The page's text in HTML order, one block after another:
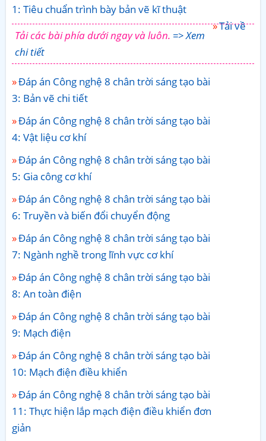
1: Tiêu chuẩn trình bày bản vẽ kĩ thuật
Tải về
Tải các bài phía dưới ngay và luôn. => Xem
chi tiết
Đáp án Công nghệ 8 chân trời sáng tạo bài
3: Bản vẽ chi tiết
Đáp án Công nghệ 8 chân trời sáng tạo bài
4: Vật liệu cơ khí
Đáp án Công nghệ 8 chân trời sáng tạo bài
5: Gia công cơ khí
Đáp án Công nghệ 8 chân trời sáng tạo bài
6: Truyền và biến đổi chuyển động
Đáp án Công nghệ 8 chân trời sáng tạo bài
7: Ngành nghề trong lĩnh vực cơ khí
Đáp án Công nghệ 8 chân trời sáng tạo bài
8: An toàn điện
Đáp án Công nghệ 8 chân trời sáng tạo bài
9: Mạch điện
Đáp án Công nghệ 8 chân trời sáng tạo bài
10: Mạch điện điều khiển
Đáp án Công nghệ 8 chân trời sáng tạo bài
11: Thực hiện lắp mạch điện điều khiển đơn
giản